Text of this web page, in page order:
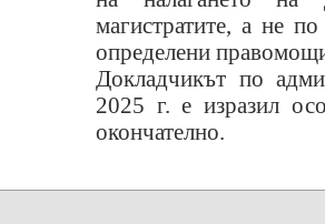
магистратите, а не
определени
Докладчикът по
2025 г. е изразил
окончателно.